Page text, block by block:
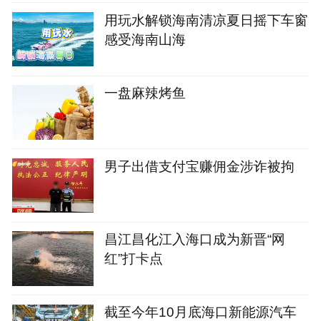
用玩水解锁海南清凉夏日摇下车窗
感受海南山海
一盘麻辣烤鱼
男子出借支付宝赚佣金涉诈被拘
昌江昌化江入海口成为新晋“网
红”打卡点
截至今年10月底海口新能源汽车